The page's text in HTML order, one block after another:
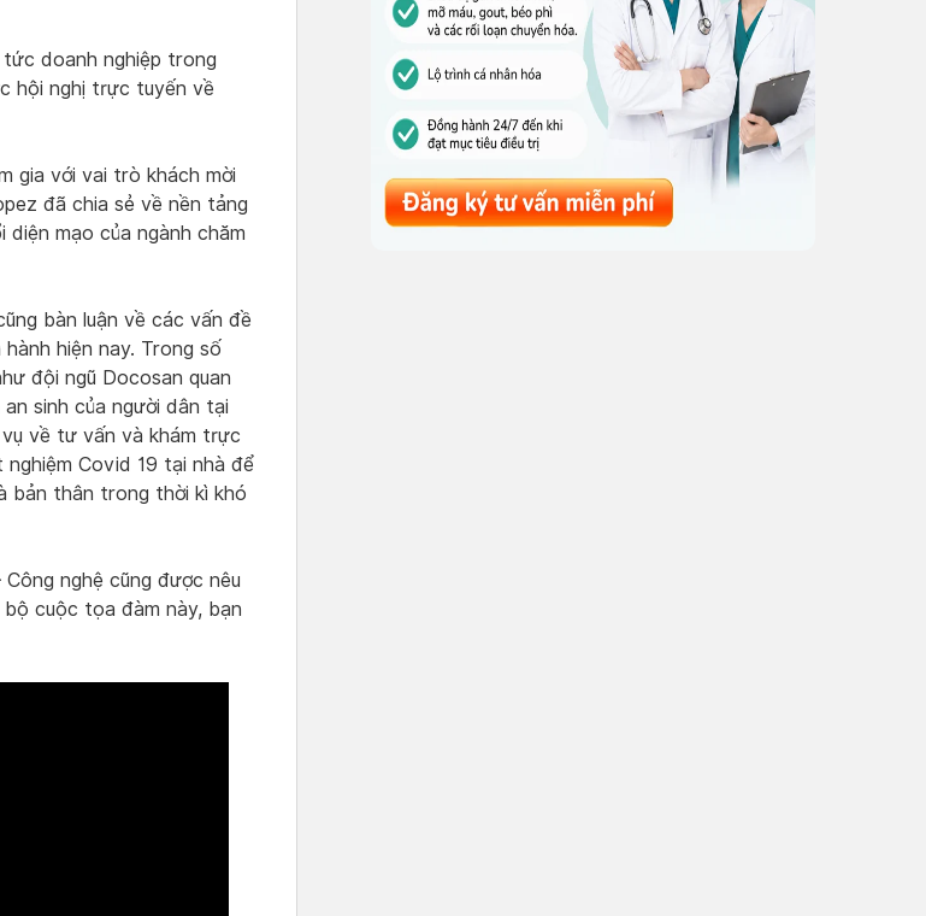
doanh nghiệp trong
hội nghị trực tuyến về
gia với vai trò khách mời
đã chia sẻ về nền tảng
mạo của ngành chăm
bàn luận về các vấn đề
hiện nay. Trong số
đội ngũ Docosan quan
sinh của người dân tại
về tư vấn và khám trực
Covid 19 tại nhà để
bản thân trong thời kì khó
nghệ cũng được nêu
cuộc tọa đàm này, bạn